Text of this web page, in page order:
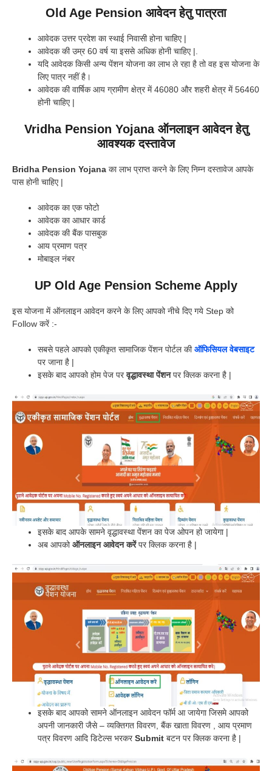
Old Age Pension आवेदन हेतु पात्रता
आवेदक उत्तर प्रदेश का स्थाई निवासी होना चाहिए |
आवेदक की उम्र 60 वर्ष या इससे अधिक होनी चाहिए |.
यदि आवेदक किसी अन्य पेंशन योजना का लाभ ले रहा है तो वह इस योजना के
लिए पात्र नहीं है।
आवेदक की वार्षिक आय ग्रामीण क्षेत्र में 46080 और शहरी क्षेत्र में 56460
होनी चाहिए |
Vridha Pension Yojana ऑनलाइन आवेदन हेतु
आवश्यक दस्तावेज
Bridha Pension Yojana का लाभ प्राप्त करने के लिए निम्न दस्तावेज आपके
पास होनी चाहिए |
आवेदक का एक फोटो
आवेदक का आधार कार्ड
आवेदक की बैंक पासबुक
आय प्रमाण पत्र
मोबाइल नंबर
UP Old Age Pension Scheme Apply
इस योजना में ऑनलाइन आवेदन करने के लिए आपको नीचे दिए गये Step को
Follow करें :-
सबसे पहले आपको एकीकृत सामाजिक पेंशन पोर्टल कीऑफिसियल वेबसाइट
पर जाना है |
इसके बाद आपको होम पेज परवृद्धावस्था पेंशनपर क्लिक करना है |
इसके बाद आपके सामने वृद्धावस्था पेंशन का पेज ओपन हो जायेगा |
अब आपकोऑनलाइन आवेदन करेंपर क्लिक करना है |
इसके बाद आपको सामने ऑनलाइन आवेदन फॉर्म आ जायेगा जिसमे आपको
अपनी जानकारी जैसे – व्यक्तिगत विवरण, बैंक खाता विवरण , आय प्रमाण
पत्र विवरण आदि डिटेल्स भरकरSubmit बटन पर क्लिक करना है |